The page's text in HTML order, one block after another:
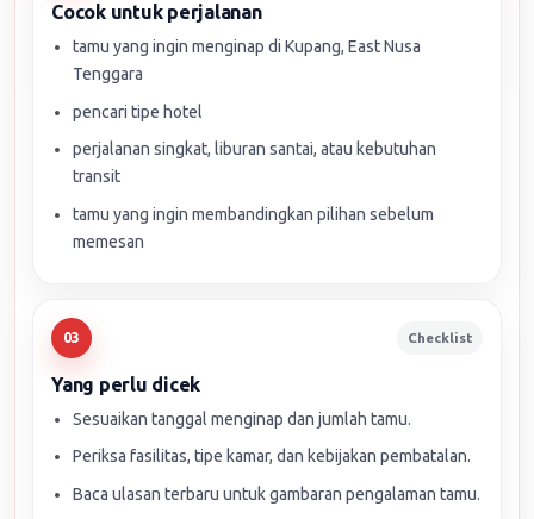
Cocok untuk perjalanan
tamu yang ingin menginap di Kupang, East Nusa
Tenggara
pencari tipe hotel
perjalanan singkat, liburan santai, atau kebutuhan
transit
tamu yang ingin membandingkan pilihan sebelum
memesan
03 Checklist
Yang perlu dicek
Sesuaikan tanggal menginap dan jumlah tamu.
Periksa fasilitas, tipe kamar, dan kebijakan pembatalan.
Baca ulasan terbaru untuk gambaran pengalaman tamu.